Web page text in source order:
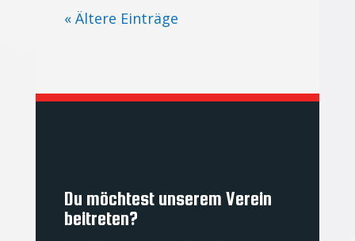
« Ältere Einträge
Du möchtest unserem Verein
beitreten?